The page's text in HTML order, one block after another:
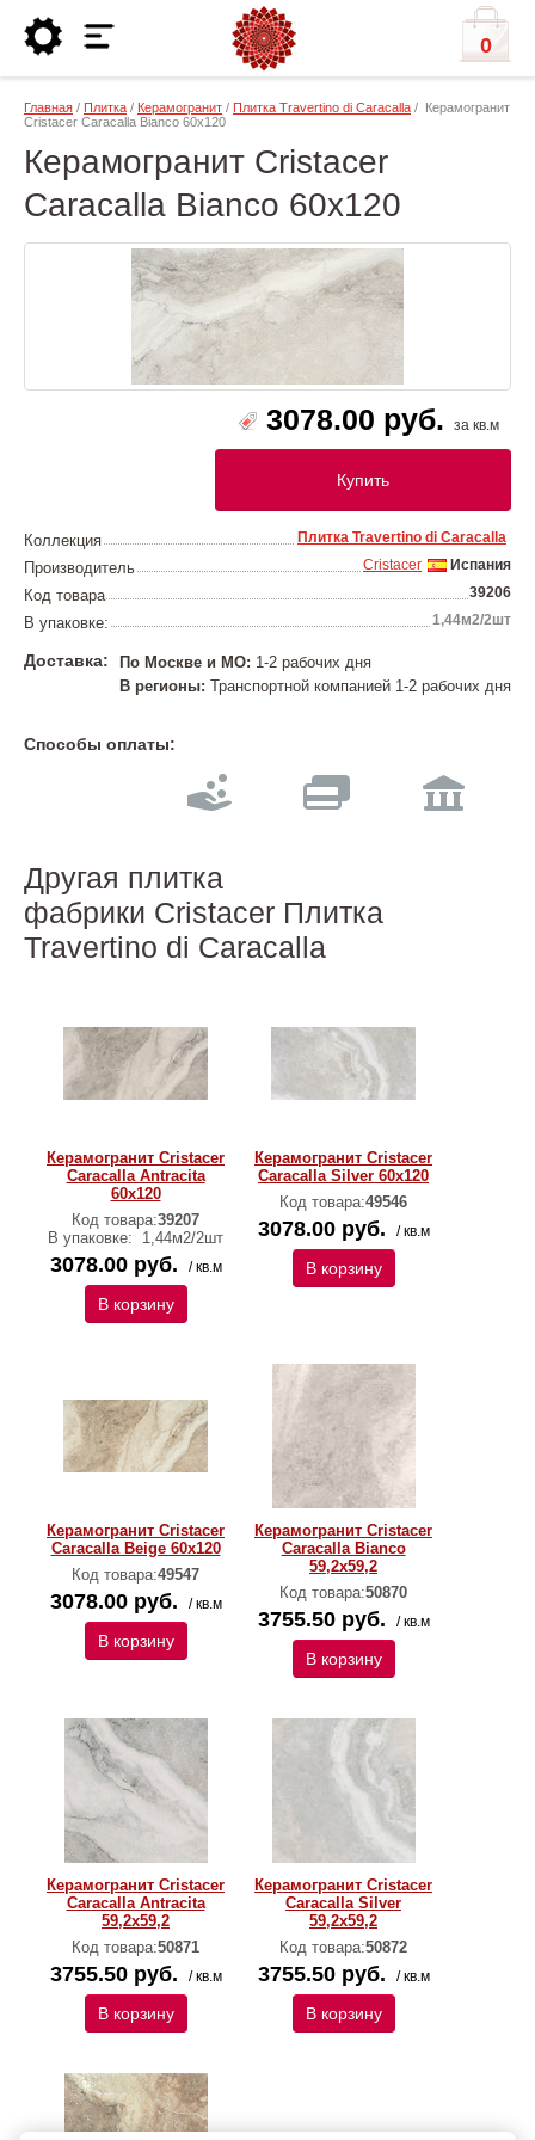
0
Главная / Плитка / Керамогранит / Плитка Travertino di Caracalla / Керамогранит
Cristacer Caracalla Bianco 60x120
Керамогранит Cristacer
Caracalla Bianco 60x120
3078.00 руб. за кв.м
Купить
Коллекция Плитка Travertino di Caracalla
Производитель Испания
Cristacer
Код товара 39206
В упаковке: 1,44м2/2шт
Доставка: По Москве и МО: 1-2 рабочих дня
В регионы: Транспортной компанией 1-2 рабочих дня
Способы оплаты:
Другая плитка
фабрики Cristacer Плитка
Travertino di Caracalla
Керамогранит Cristacer
Caracalla Antracita
60x120
Код товара:39207
В упаковке:
1,44м2/2шт
3078.00 руб. / кв.м
В корзину
Керамогранит Cristacer
Caracalla Silver 60x120
Код товара:49546
3078.00 руб. / кв.м
В корзину
Керамогранит Cristacer
Caracalla Beige 60x120
Код товара:49547
3078.00 руб. / кв.м
В корзину
Керамогранит Cristacer
Caracalla Bianco
59,2х59,2
Код товара:50870
3755.50 руб. / кв.м
В корзину
Керамогранит Cristacer
Caracalla Antracita
59,2х59,2
Код товара:50871
3755.50 руб. / кв.м
В корзину
Керамогранит Cristacer
Caracalla Silver
59,2х59,2
Код товара:50872
3755.50 руб. / кв.м
В корзину